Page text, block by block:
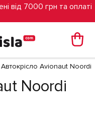
від 7000 грн та оплаті
Автокрісло Avionaut Noordi
Noordi